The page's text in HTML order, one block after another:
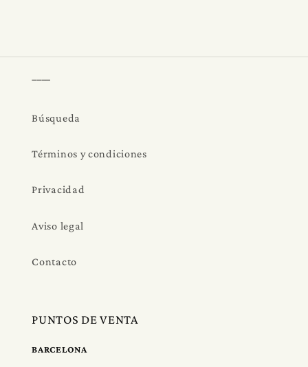
Búsqueda
Términos y condiciones
Privacidad
Aviso legal
Contacto
PUNTOS DE VENTA
BARCELONA